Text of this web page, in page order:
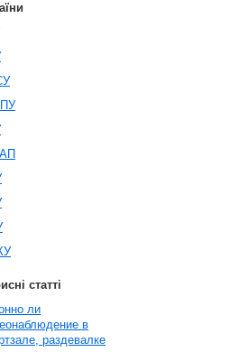
статті
ли
в
раздевалке